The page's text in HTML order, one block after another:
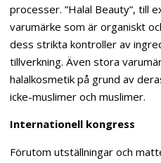
processer. ”Halal Beauty”, till
varumärke som är organiskt
dess strikta kontroller av
tillverkning. Även stora
halalkosmetik på grund av
icke-muslimer och muslimer.
Internationell kongress
Förutom utställningar och